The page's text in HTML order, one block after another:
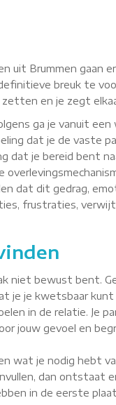
uit Brummen gaan
breuk te
en je zegt
ga je vanuit
dat je de vaste
dat je bereid bent
dat dit gedrag,
frustraties,
niet bewust bent.
je kwetsbaar
in de relatie.
jouw gevoel en
wat je nodig hebt
dan ontstaat
in de eerste